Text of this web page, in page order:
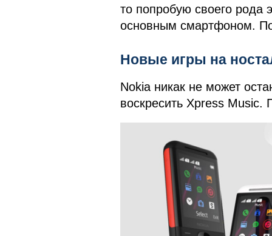
то попробую своего рода
основным смартфоном.
Новые игры на
Nokia никак не может
воскресить Xpress Music.